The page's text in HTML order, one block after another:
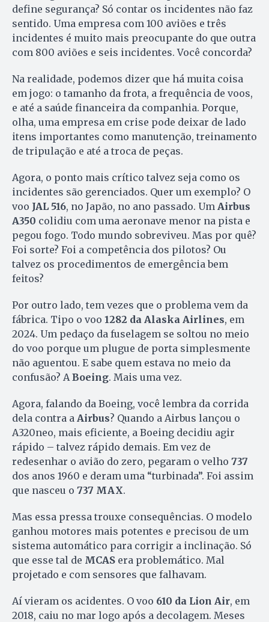
define segurança? Só contar os incidentes não faz
sentido. Uma empresa com 100 aviões e três
incidentes é muito mais preocupante do que outra
com 800 aviões e seis incidentes. Você concorda?
Na realidade, podemos dizer que há muita coisa
em jogo: o tamanho da frota, a frequência de voos,
e até a saúde financeira da companhia. Porque,
olha, uma empresa em crise pode deixar de lado
itens importantes como manutenção, treinamento
de tripulação e até a troca de peças.
Agora, o ponto mais crítico talvez seja como os
incidentes são gerenciados. Quer um exemplo? O
voo JAL 516, no Japão, no ano passado. Um Airbus
A350 colidiu com uma aeronave menor na pista e
pegou fogo. Todo mundo sobreviveu. Mas por quê?
Foi sorte? Foi a competência dos pilotos? Ou
talvez os procedimentos de emergência bem
feitos?
Por outro lado, tem vezes que o problema vem da
fábrica. Tipo o voo 1282 da Alaska Airlines, em
2024. Um pedaço da fuselagem se soltou no meio
do voo porque um plugue de porta simplesmente
não aguentou. E sabe quem estava no meio da
confusão? A Boeing. Mais uma vez.
Agora, falando da Boeing, você lembra da corrida
dela contra a Airbus? Quando a Airbus lançou o
A320neo, mais eficiente, a Boeing decidiu agir
rápido – talvez rápido demais. Em vez de
redesenhar o avião do zero, pegaram o velho 737
dos anos 1960 e deram uma “turbinada”. Foi assim
que nasceu o 737 MAX.
Mas essa pressa trouxe consequências. O modelo
ganhou motores mais potentes e precisou de um
sistema automático para corrigir a inclinação. Só
que esse tal de MCAS era problemático. Mal
projetado e com sensores que falhavam.
Aí vieram os acidentes. O voo 610 da Lion Air, em
2018, caiu no mar logo após a decolagem. Meses